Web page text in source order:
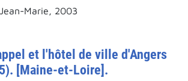
Jean-Marie, 2003
et l'hôtel de ville d'Angers
[Maine-et-Loire].